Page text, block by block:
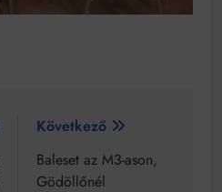
Következő
Baleset az M3-ason,
Gödöllőnél